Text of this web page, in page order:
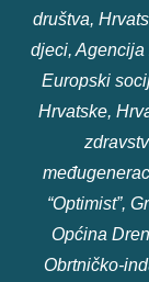
društva,
djeci, Agencija
Europski
Hrvatske,
“Optimist”,
Općina
Obrtničko-